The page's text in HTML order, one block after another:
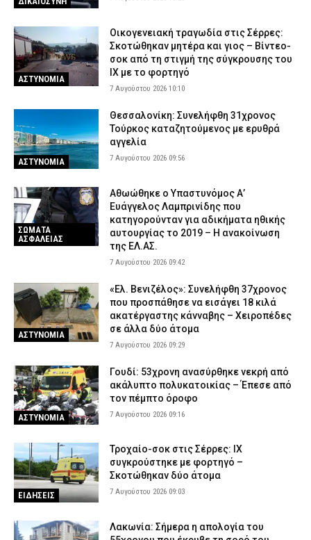
Ναύπλιο: Στη φυλακή οι δύο Ινδοί για τον φόνο του 59χρονου
ΔΙΚΑΙΟΣΥΝΗ 6 Αυγούστου 2026 21:03
Λάρισα: Μοτοσικλέτα συγκρούστηκε με νταλίκα στην Αγιά – Στο
νοσοκομείο ο αναβάτης
6 Αυγούστου 2026 20:49
Ανησυχητικά στοιχεία της ΠΟΕΔΗΝ: Οκτώ καταγγελίες για
βιασμό μέσα σε 20 ημέρες στη Ζάκυνθο
ΕΙΔΗΣΕΙΣ 6 Αυγούστου 2026 20:34
ΑΣΤΥΝΟΜΙΑ
Οικογενειακή τραγωδία στις Σέρρες:
Σκοτώθηκαν μητέρα και γιος – Βίντεο-
σοκ από τη στιγμή της σύγκρουσης του
ΙΧ με το φορτηγό
7 Αυγούστου 2026 10:10
ΑΣΤΥΝΟΜΙΑ
Θεσσαλονίκη: Συνελήφθη 31χρονος
Τούρκος καταζητούμενος με ερυθρά
αγγελία
7 Αυγούστου 2026 09:56
ΣΩΜΑΤΑ
ΑΣΦΑΛΕΙΑΣ
Αθωώθηκε ο Υπαστυνόμος Α’
Ευάγγελος Λαμπρινίδης που
κατηγορούνταν για αδικήματα ηθικής
αυτουργίας το 2019 – Η ανακοίνωση
της ΕΛ.ΑΣ.
7 Αυγούστου 2026 09:42
ΑΣΤΥΝΟΜΙΑ
«Ελ. Βενιζέλος»: Συνελήφθη 37χρονος
που προσπάθησε να εισάγει 18 κιλά
ακατέργαστης κάνναβης – Χειροπέδες
σε άλλα δύο άτομα
7 Αυγούστου 2026 09:29
ΑΣΤΥΝΟΜΙΑ
Γουδί: 53χρονη ανασύρθηκε νεκρή από
ακάλυπτο πολυκατοικίας – Έπεσε από
τον πέμπτο όροφο
7 Αυγούστου 2026 09:16
ΕΙΔΗΣΕΙΣ
Τροχαίο-σοκ στις Σέρρες: ΙΧ
συγκρούστηκε με φορτηγό –
Σκοτώθηκαν δύο άτομα
7 Αυγούστου 2026 09:03
Λακωνία: Σήμερα η απολογία του